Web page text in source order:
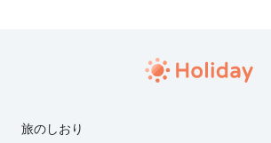
旅のしおり